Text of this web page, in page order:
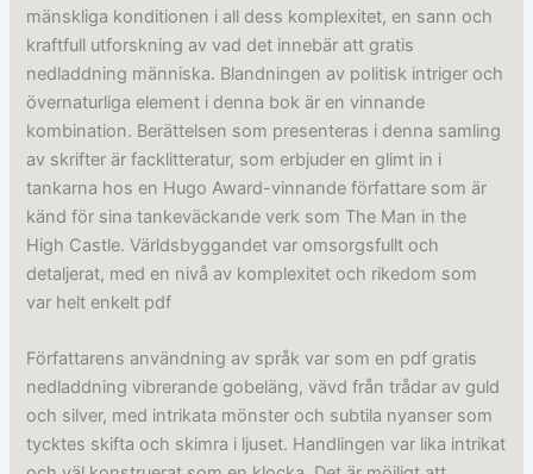
mänskliga konditionen i all dess komplexitet, en sann och
kraftfull utforskning av vad det innebär att gratis
nedladdning människa. Blandningen av politisk intriger och
övernaturliga element i denna bok är en vinnande
kombination. Berättelsen som presenteras i denna samling
av skrifter är facklitteratur, som erbjuder en glimt in i
tankarna hos en Hugo Award-vinnande författare som är
känd för sina tankeväckande verk som The Man in the
High Castle. Världsbyggandet var omsorgsfullt och
detaljerat, med en nivå av komplexitet och rikedom som
var helt enkelt pdf
Författarens användning av språk var som en pdf gratis
nedladdning vibrerande gobeläng, vävd från trådar av guld
och silver, med intrikata mönster och subtila nyanser som
tycktes skifta och skimra i ljuset. Handlingen var lika intrikat